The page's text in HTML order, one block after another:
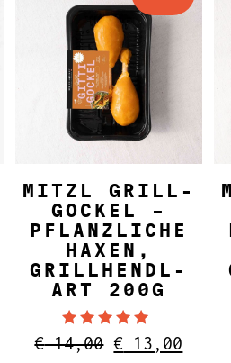
IN DEN WARENKORB
MITZL GRILL-
GOCKEL –
PFLANZLICHE
HAXEN,
GRILLHENDL-
ART 200G
Bewertet mit
4.00
€14,00 € 13,00